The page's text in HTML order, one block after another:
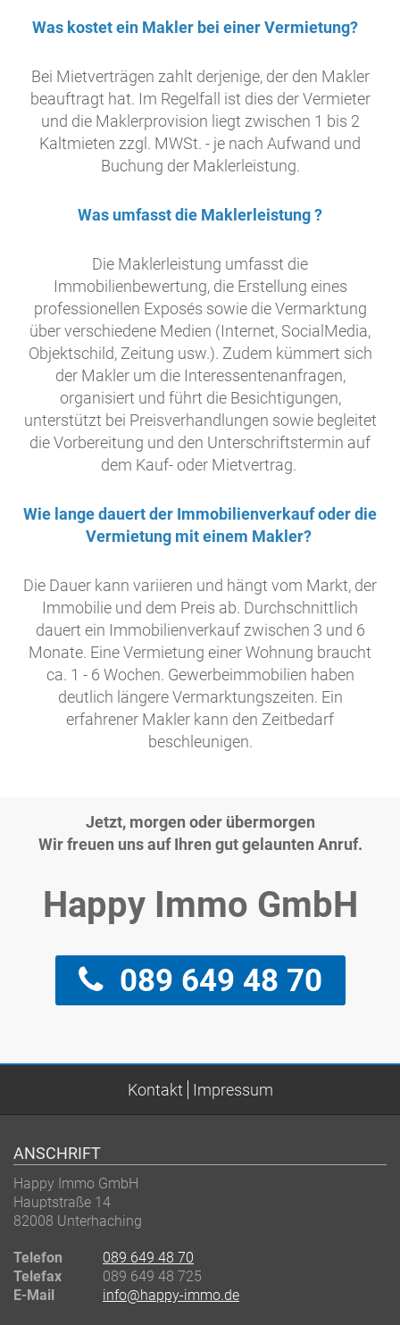
Was kostet ein Makler bei einer Vermietung?
Bei Mietverträgen zahlt derjenige, der den Makler
beauftragt hat. Im Regelfall ist dies der Vermieter
und die Maklerprovision liegt zwischen 1 bis 2
Kaltmieten zzgl. MWSt. - je nach Aufwand und
Buchung der Maklerleistung.
Was umfasst die Maklerleistung ?
Die Maklerleistung umfasst die
Immobilienbewertung, die Erstellung eines
professionellen Exposés sowie die Vermarktung
über verschiedene Medien (Internet, SocialMedia,
Objektschild, Zeitung usw.). Zudem kümmert sich
der Makler um die Interessentenanfragen,
organisiert und führt die Besichtigungen,
unterstützt bei Preisverhandlungen sowie begleitet
die Vorbereitung und den Unterschriftstermin auf
dem Kauf- oder Mietvertrag.
Wie lange dauert der Immobilienverkauf oder die
Vermietung mit einem Makler?
Die Dauer kann variieren und hängt vom Markt, der
Immobilie und dem Preis ab. Durchschnittlich
dauert ein Immobilienverkauf zwischen 3 und 6
Monate. Eine Vermietung einer Wohnung braucht
ca. 1 - 6 Wochen. Gewerbeimmobilien haben
deutlich längere Vermarktungszeiten. Ein
erfahrener Makler kann den Zeitbedarf
beschleunigen.
Jetzt, morgen oder übermorgen
Wir freuen uns auf Ihren gut gelaunten Anruf.
Happy Immo GmbH
089 649 48 70
Kontakt Impressum
ANSCHRIFT
Happy Immo GmbH
Hauptstraße 14
82008 Unterhaching
Telefon
089 649 48 70
Telefax
089 649 48 725
E-Mail
info@happy-immo.de